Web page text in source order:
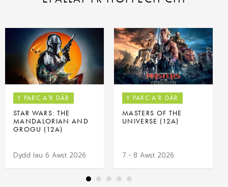
Y PARC A'R DÂR
STAR WARS: THE
MANDALORIAN AND
GROGU (12A)
Dydd Iau 6 Awst 2026
Y PARC A'R DÂR
MASTERS OF THE
UNIVERSE (12A)
7 - 8 Awst 2026